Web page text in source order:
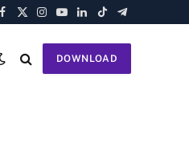
Facebook
X
Instagram
YouTube
LinkedIn
TikTokTelegram
DOWNLOAD